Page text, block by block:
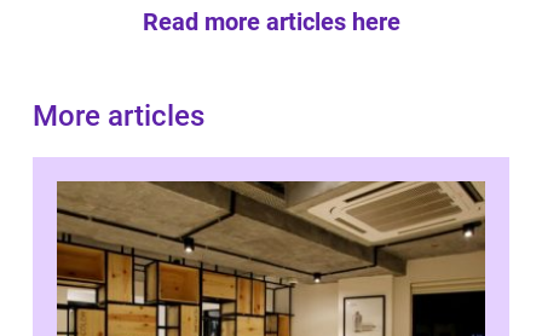
Read more articles here
More articles